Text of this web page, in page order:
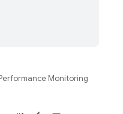
Monitoring